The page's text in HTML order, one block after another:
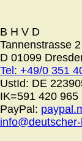
B H V D
Tannenstrasse 2
D 01099
Tel: +49/0 351
UstId: DE
IK=591 420 965
PayPal: